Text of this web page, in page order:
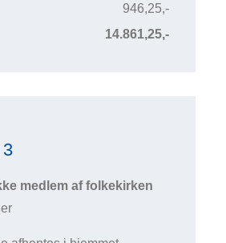
946,25,-
14.861,25,-
medlem af folkekirken